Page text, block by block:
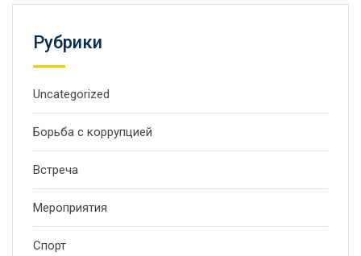
Рубрики
Uncategorized
Борьба с коррупцией
Встреча
Мероприятия
Спорт